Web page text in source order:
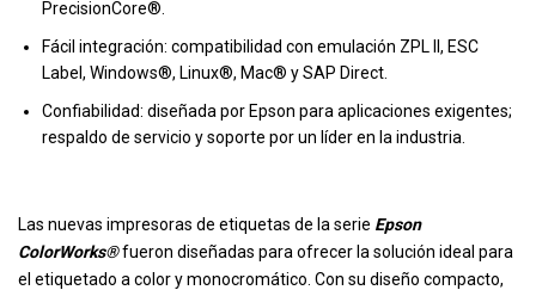
PrecisionCore®.
Fácil integración: compatibilidad con emulación ZPL II, ESC
Label, Windows®, Linux®, Mac® y SAP Direct.
Confiabilidad: diseñada por Epson para aplicaciones exigentes;
respaldo de servicio y soporte por un líder en la industria.
Las nuevas impresoras de etiquetas de la serie Epson
ColorWorks®fueron diseñadas para ofrecer la solución ideal para
el etiquetado a color y monocromático. Con su diseño compacto,